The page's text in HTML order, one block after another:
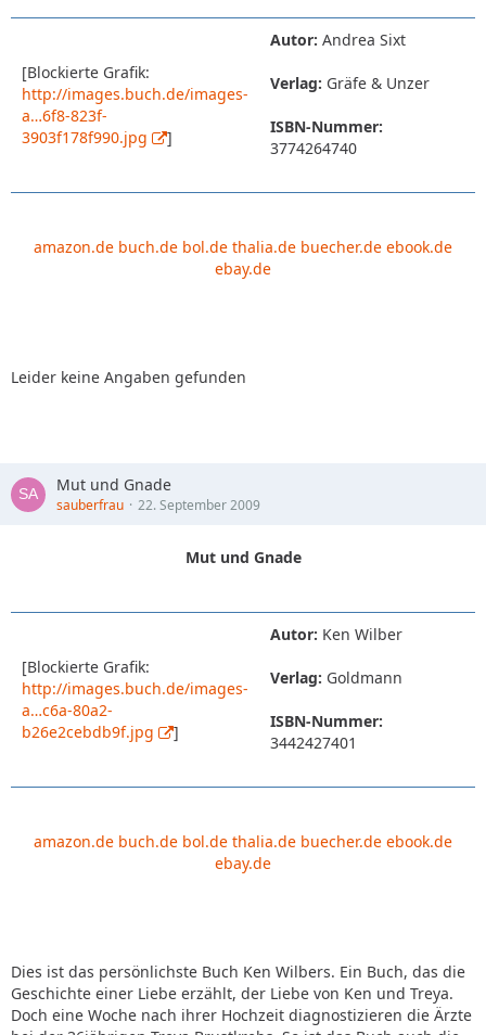
[Blockierte Grafik:
http://images.buch.de/images-
a…6f8-823f-
3903f178f990.jpg
]
Autor: Andrea Sixt
Verlag: Gräfe & Unzer
ISBN-Nummer:
3774264740
amazon.de buch.de bol.de thalia.de buecher.de ebook.de
ebay.de
Leider keine Angaben gefunden
Mut und Gnade
sauberfrau 22. September 2009
Mut und Gnade
[Blockierte Grafik:
http://images.buch.de/images-
a…c6a-80a2-
b26e2cebdb9f.jpg
]
Autor: Ken Wilber
Verlag: Goldmann
ISBN-Nummer:
3442427401
amazon.de buch.de bol.de thalia.de buecher.de ebook.de
ebay.de
Dies ist das persönlichste Buch Ken Wilbers. Ein Buch, das die
Geschichte einer Liebe erzählt, der Liebe von Ken und Treya.
Doch eine Woche nach ihrer Hochzeit diagnostizieren die Ärzte